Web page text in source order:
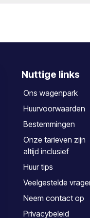
U dient echter minstens
Nuttige links
Ons wagenpark
Huurvoorwaarden
Bestemmingen
Onze tarieven zijn
altijd inclusief
Huur tips
Veelgestelde
Neem contact op
Privacybeleid